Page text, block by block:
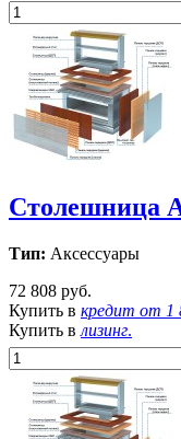
Столешница
Тип: Аксессуары
72 808 руб.
Купить в кредит от 1
Купить в лизинг.